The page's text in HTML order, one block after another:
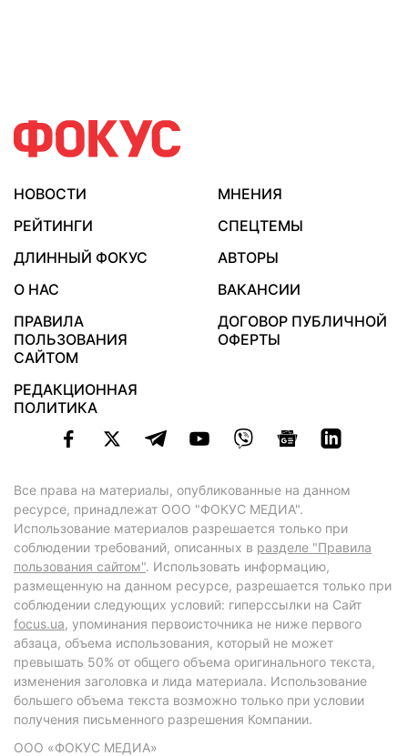
НОВОСТИ
МНЕНИЯ
РЕЙТИНГИ
СПЕЦТЕМЫ
ДЛИННЫЙ ФОКУС
АВТОРЫ
О НАС
ВАКАНСИИ
ПРАВИЛА
ПОЛЬЗОВАНИЯ
САЙТОМ
ДОГОВОР ПУБЛИЧНОЙ
ОФЕРТЫ
РЕДАКЦИОННАЯ
ПОЛИТИКА
Все права на материалы, опубликованные на данном
ресурсе, принадлежат ООО "ФОКУС МЕДИА".
Использование материалов разрешается только при
соблюдении требований, описанных в разделе "Правила
пользования сайтом". Использовать информацию,
размещенную на данном ресурсе, разрешается только при
соблюдении следующих условий: гиперссылки на Сайт
focus.ua, упоминания первоисточника не ниже первого
абзаца, объема использования, который не может
превышать 50% от общего объема оригинального текста,
изменения заголовка и лида материала. Использование
большего объема текста возможно только при условии
получения письменного разрешения Компании.
ООО «ФОКУС МЕДИА»